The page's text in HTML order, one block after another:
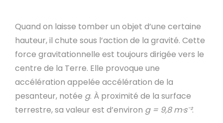
Quand on laisse tomber un objet d’une certaine
hauteur, il chute sous l’action de la gravité. Cette
force gravitationnelle est toujours dirigée vers le
centre de la Terre. Elle provoque une
accélération appelée accélération de la
pesanteur, notée g. À proximité de la surface
terrestre, sa valeur est d’environ g = 9,8 m·s⁻².